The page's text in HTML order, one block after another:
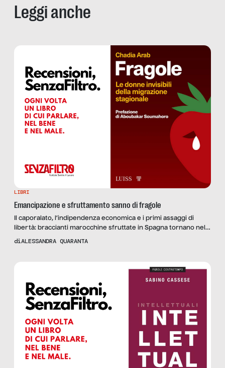
Leggi anche
LIBRI
Emancipazione e sfruttamento sanno di fragole
Il caporalato, l’indipendenza economica e i primi assaggi di
libertà: braccianti marocchine sfruttate in Spagna tornano nel
Paese d’origine consapevoli e pronte a cambiare. Recensiamo
diALESSANDRA QUARANTA